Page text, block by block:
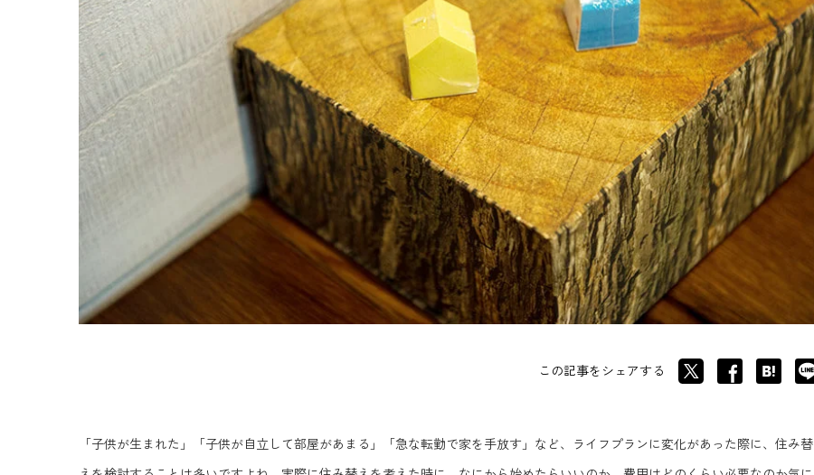
この記事をシェアする
「子供が生まれた」「子供が自立して部屋があまる」「急な転勤で家を手放す」など、ライフプランに変化があった際に、住み替